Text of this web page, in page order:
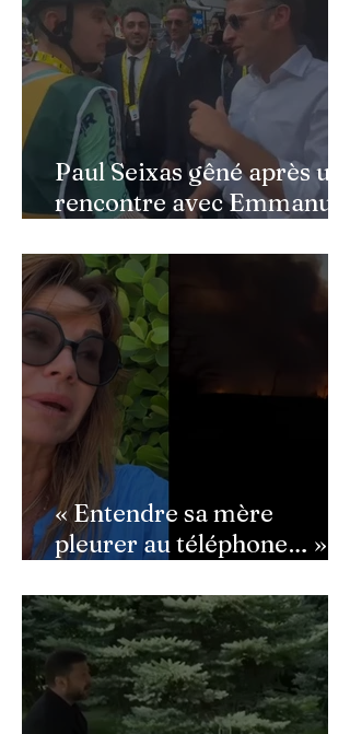
Paul Seixas gêné après une
rencontre avec Emmanuel
semé la panique dans son
équipe
« Entendre sa mère
pleurer au téléphone… » :
bouleversée par les
incendies du Cap-Ferret,
son témoignage poignant